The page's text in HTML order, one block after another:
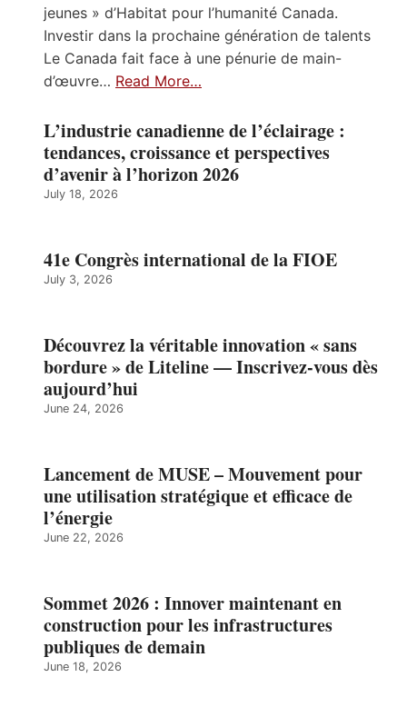
jeunes » d’Habitat pour l’humanité Canada.
Investir dans la prochaine génération de talents
Le Canada fait face à une pénurie de main-
d’œuvre… Read More…
L’industrie canadienne de l’éclairage :
tendances, croissance et perspectives
d’avenir à l’horizon 2026
July 18, 2026
41e Congrès international de la FIOE
July 3, 2026
Découvrez la véritable innovation « sans
bordure » de Liteline — Inscrivez-vous dès
aujourd’hui
June 24, 2026
Lancement de MUSE – Mouvement pour
une utilisation stratégique et efficace de
l’énergie
June 22, 2026
Sommet 2026 : Innover maintenant en
construction pour les infrastructures
publiques de demain
June 18, 2026